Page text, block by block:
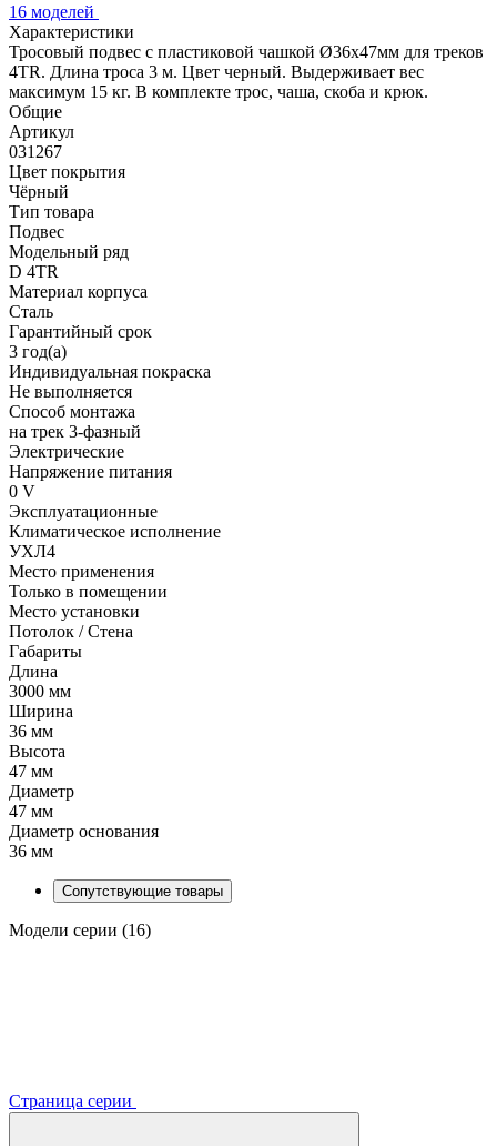
16 моделей
Характеристики
Тросовый подвес с пластиковой чашкой Ø36x47мм для треков
4TR. Длина троса 3 м. Цвет черный. Выдерживает вес
максимум 15 кг. В комплекте трос, чаша, скоба и крюк.
Общие
Артикул
031267
Цвет покрытия
Чёрный
Тип товара
Подвес
Модельный ряд
D 4TR
Материал корпуса
Сталь
Гарантийный срок
3 год(а)
Индивидуальная покраска
Не выполняется
Способ монтажа
на трек 3-фазный
Электрические
Напряжение питания
0 V
Эксплуатационные
Климатическое исполнение
УХЛ4
Место применения
Только в помещении
Место установки
Потолок / Cтена
Габариты
Длина
3000 мм
Ширина
36 мм
Высота
47 мм
Диаметр
47 мм
Диаметр основания
36 мм
Сопутствующие товары
Модели серии (16)
Страница серии